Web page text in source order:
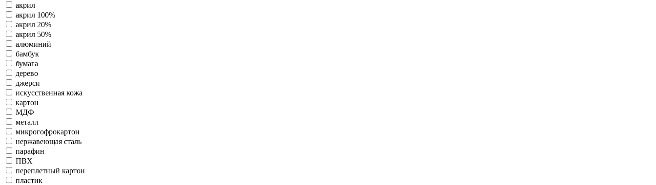
акрил
акрил 100%
акрил 20%
акрил 50%
алюминий
бамбук
бумага
дерево
джерси
искусственная кожа
картон
МДФ
металл
микрогофрокартон
нержавеющая сталь
парафин
ПВХ
переплетный картон
пластик